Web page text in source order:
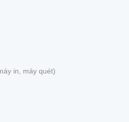
in, máy quét)